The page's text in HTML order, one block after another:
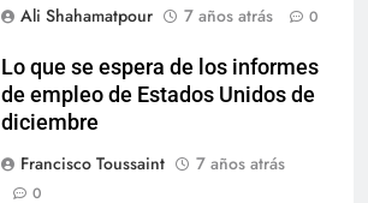
Ali Shahamatpour
7 años atrás 0
Lo que se espera de los informes
de empleo de Estados Unidos de
diciembre
Francisco Toussaint
7 años atrás
0